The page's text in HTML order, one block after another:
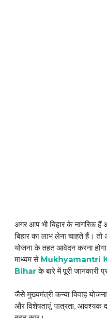
अगर आप भी बिहार के नागरिक हैं
बिहार का लाभ लेना चाहते हैं।
योजना के तहत आवेदन करना
माध्यम से Mukhyamantri
Biharके बारे में पूरी जानकारी
जैसे मुख्यमंत्री कन्या विवाह
और विशेषताएं, पात्रता,